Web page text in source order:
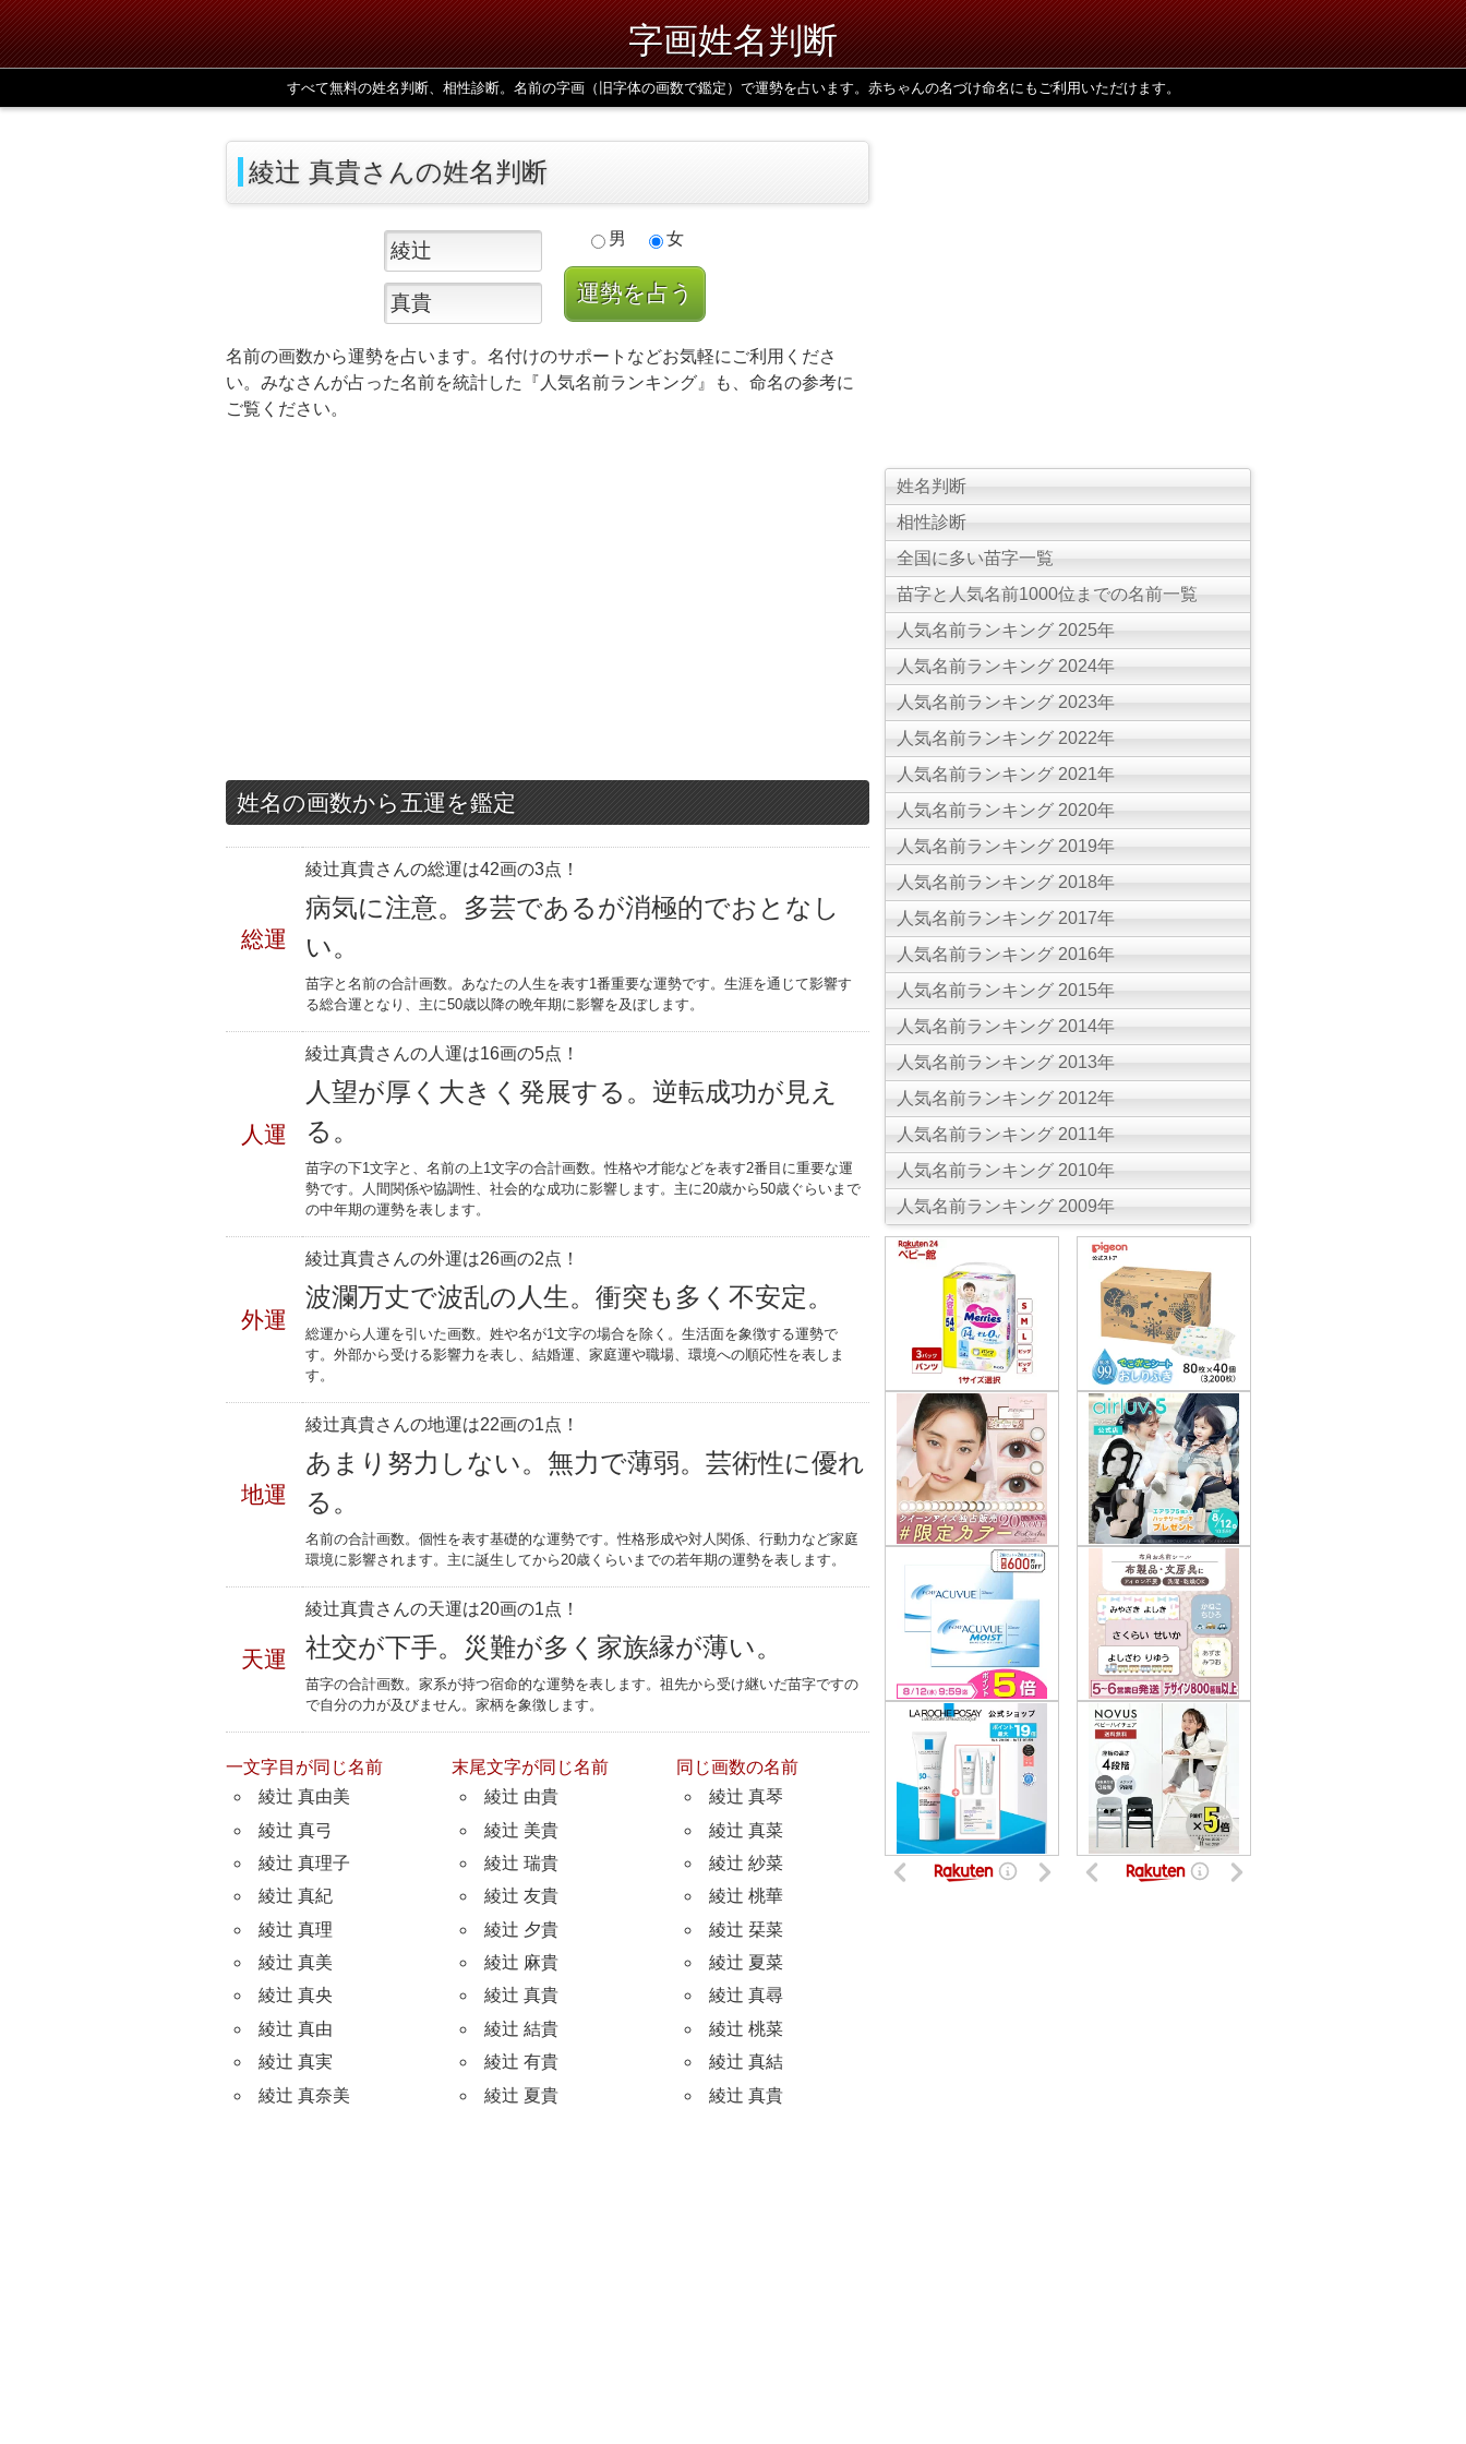
字画姓名判断
すべて無料の姓名判断、相性診断。名前の字画（旧字体の画数で鑑定）で運勢を占います。赤ちゃんの名づけ命名にもご利用いただけます。
綾辻 真貴さんの姓名判断
男 女
名前の画数から運勢を占います。名付けのサポートなどお気軽にご利用くださ
い。みなさんが占った名前を統計した『人気名前ランキング』も、命名の参考に
ご覧ください。
姓名の画数から五運を鑑定
総運
綾辻真貴さんの総運は42画の3点！
病気に注意。多芸であるが消極的でおとなし
い。
苗字と名前の合計画数。あなたの人生を表す1番重要な運勢です。生涯を通じて影響す
る総合運となり、主に50歳以降の晩年期に影響を及ぼします。
人運
綾辻真貴さんの人運は16画の5点！
人望が厚く大きく発展する。逆転成功が見え
る。
苗字の下1文字と、名前の上1文字の合計画数。性格や才能などを表す2番目に重要な運
勢です。人間関係や協調性、社会的な成功に影響します。主に20歳から50歳ぐらいまで
の中年期の運勢を表します。
外運
綾辻真貴さんの外運は26画の2点！
波瀾万丈で波乱の人生。衝突も多く不安定。
総運から人運を引いた画数。姓や名が1文字の場合を除く。生活面を象徴する運勢で
す。外部から受ける影響力を表し、結婚運、家庭運や職場、環境への順応性を表しま
す。
地運
綾辻真貴さんの地運は22画の1点！
あまり努力しない。無力で薄弱。芸術性に優れ
る。
名前の合計画数。個性を表す基礎的な運勢です。性格形成や対人関係、行動力など家庭
環境に影響されます。主に誕生してから20歳くらいまでの若年期の運勢を表します。
天運
綾辻真貴さんの天運は20画の1点！
社交が下手。災難が多く家族縁が薄い。
苗字の合計画数。家系が持つ宿命的な運勢を表します。祖先から受け継いだ苗字ですの
で自分の力が及びません。家柄を象徴します。
一文字目が同じ名前
綾辻 真由美
綾辻 真弓
綾辻 真理子
綾辻 真紀
綾辻 真理
綾辻 真美
綾辻 真央
綾辻 真由
綾辻 真実
綾辻 真奈美
末尾文字が同じ名前
綾辻 由貴
綾辻 美貴
綾辻 瑞貴
綾辻 友貴
綾辻 夕貴
綾辻 麻貴
綾辻 真貴
綾辻 結貴
綾辻 有貴
綾辻 夏貴
同じ画数の名前
綾辻 真琴
綾辻 真菜
綾辻 紗菜
綾辻 桃華
綾辻 栞菜
綾辻 夏菜
綾辻 真尋
綾辻 桃菜
綾辻 真結
綾辻 真貴
姓名判断
相性診断
全国に多い苗字一覧
苗字と人気名前1000位までの名前一覧
人気名前ランキング 2025年
人気名前ランキング 2024年
人気名前ランキング 2023年
人気名前ランキング 2022年
人気名前ランキング 2021年
人気名前ランキング 2020年
人気名前ランキング 2019年
人気名前ランキング 2018年
人気名前ランキング 2017年
人気名前ランキング 2016年
人気名前ランキング 2015年
人気名前ランキング 2014年
人気名前ランキング 2013年
人気名前ランキング 2012年
人気名前ランキング 2011年
人気名前ランキング 2010年
人気名前ランキング 2009年